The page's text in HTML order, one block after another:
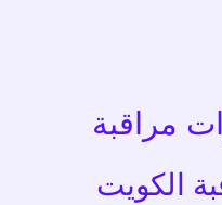
مراقبة
الكويت